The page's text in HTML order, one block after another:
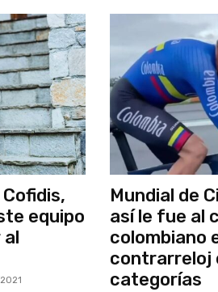
equipo
Mundial de
así le fue al
colombiano
contrarreloj
categorías